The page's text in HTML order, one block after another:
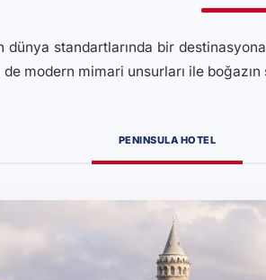
dünya standartlarında bir
modern mimari unsurları ile
PENINSULA HOTEL